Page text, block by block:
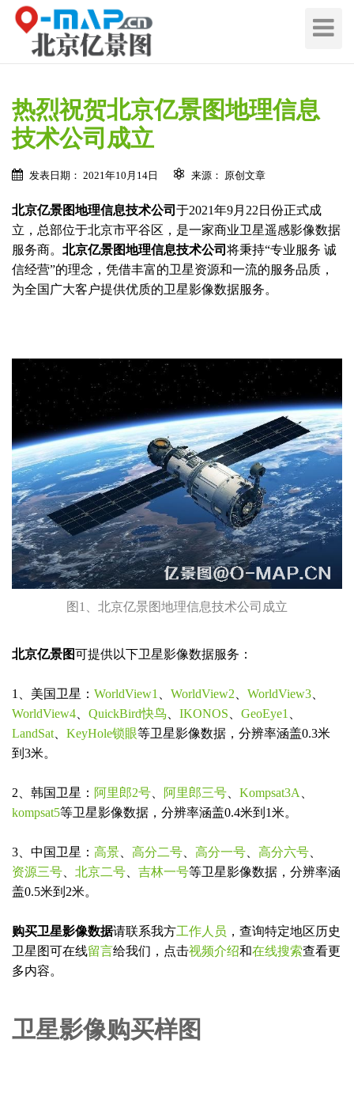
切
导
热烈祝贺北京亿景图地理信息
技术公司成立
发表日期： 2021年10月14日 来源： 原创文章
北京亿景图地理信息技术公司 于2021年9月22日份正式成
立，总部位于北京市平谷区，是一家商业卫星遥感影像数据
服务商。 北京亿景图地理信息技术公司 将秉持“专业服务 诚
信经营”的理念，凭借丰富的卫星资源和一流的服务品质，
为全国广大客户提供优质的卫星影像数据服务。
图1、北京亿景图地理信息技术公司成立
北京亿景图可提供以下卫星影像数据服务：
1、美国卫星： WorldView1 WorldView2 WorldView3
WorldView4
QuickBird快鸟 IKONOS GeoEye1
LandSat
KeyHole锁眼等卫星影像数据，分辨率涵盖0.3米
到3米。
2、韩国卫星： 阿里郎2号 阿里郎三号 Kompsat3A
kompsat5等卫星影像数据，分辨率涵盖0.4米到1米。
3、中国卫星： 高景 高分二号 高分一号 高分六号
资源三号
北京二号 吉林一号等卫星影像数据，分辨率涵
盖0.5米到2米。
购买卫星影像数据请联系我方工作人员 ，查询特定地区历史
卫星图可在线留言给我们，点击视频介绍和在线搜索查看更
多内容。
卫星影像购买样图